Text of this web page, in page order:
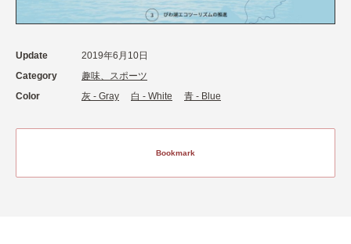
Update
2019年6月10日
Category
趣味、スポーツ
Color
灰 - Gray 白 - White 青 - Blue
Bookmark